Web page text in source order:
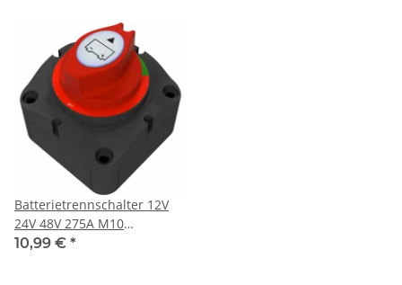
Batterietrennschalter 12V
24V 48V 275A M10
Schraubanschluss
10,99 € *